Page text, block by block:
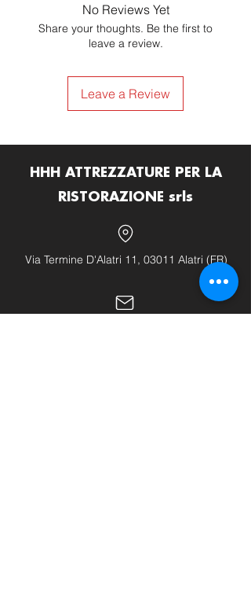
No Reviews Yet
Share your thoughts. Be the first to
leave a review.
Leave a Review
HHH ATTREZZATURE PER LA
RISTORAZIONE srls
Via Termine D'Alatri 11, 03011 Alatri (FR)